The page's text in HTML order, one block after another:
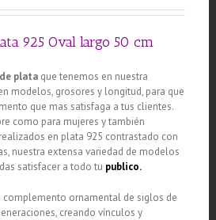
925 Oval largo 50 cm
plata que tenemos en nuestra
modelos, grosores y longitud, para que
que mas satisfaga a tus clientes.
como para mujeres y también
en plata 925 contrastado con
nuestra extensa variedad de modelos
satisfacer a todo tu publico.
complemento ornamental de siglos de
creando vínculos y